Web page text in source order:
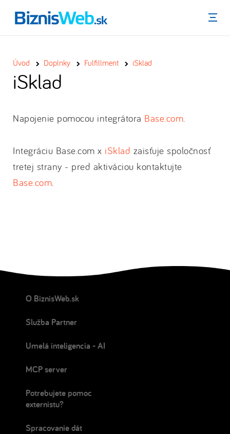
Menu
iSklad
Úvod Doplnky Fulfillment iSklad
Napojenie pomocou integrátora Base.com.
Integráciu Base.com x iSklad zaisťuje spoločnosť
tretej strany - pred aktiváciou kontaktujte
Base.com.
O BiznisWeb.sk
Služba Partner
Umelá inteligencia - AI
MCP server
Potrebujete pomoc
externistu?
Spracovanie dát